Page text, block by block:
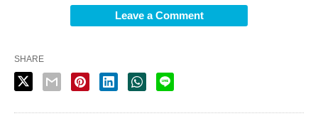
Leave a Comment
SHARE